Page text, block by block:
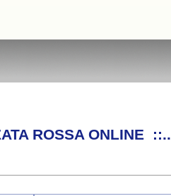
ROSSA ONLINE ::..